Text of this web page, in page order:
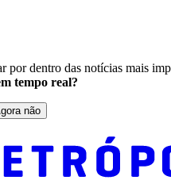
por dentro das notícias mais
tempo real?
não